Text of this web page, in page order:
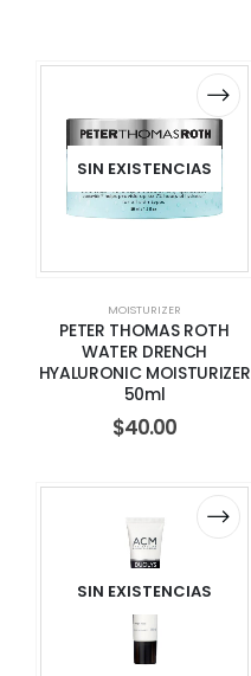
SIN EXISTENCIAS
MOISTURIZER
PETER THOMAS ROTH
WATER DRENCH
HYALURONIC MOISTURIZER
50ml
$40.00
SIN EXISTENCIAS